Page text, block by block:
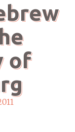
of